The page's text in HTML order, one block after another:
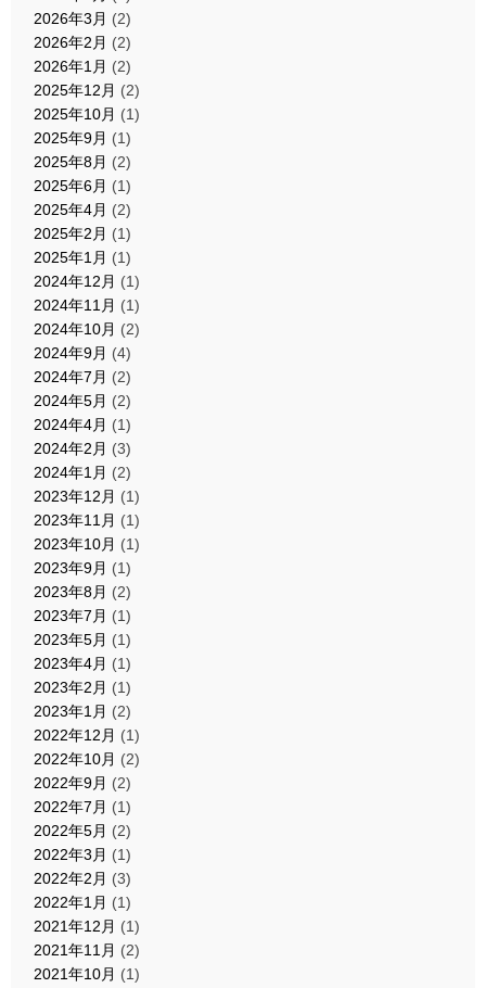
2026年3月 (2)
2026年2月 (2)
2026年1月 (2)
2025年12月 (2)
2025年10月 (1)
2025年9月 (1)
2025年8月 (2)
2025年6月 (1)
2025年4月 (2)
2025年2月 (1)
2025年1月 (1)
2024年12月 (1)
2024年11月 (1)
2024年10月 (2)
2024年9月 (4)
2024年7月 (2)
2024年5月 (2)
2024年4月 (1)
2024年2月 (3)
2024年1月 (2)
2023年12月 (1)
2023年11月 (1)
2023年10月 (1)
2023年9月 (1)
2023年8月 (2)
2023年7月 (1)
2023年5月 (1)
2023年4月 (1)
2023年2月 (1)
2023年1月 (2)
2022年12月 (1)
2022年10月 (2)
2022年9月 (2)
2022年7月 (1)
2022年5月 (2)
2022年3月 (1)
2022年2月 (3)
2022年1月 (1)
2021年12月 (1)
2021年11月 (2)
2021年10月 (1)